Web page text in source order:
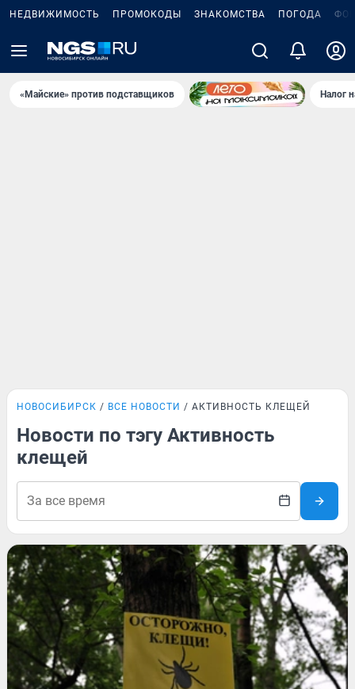
НЕДВИЖИМОСТЬ ПРОМОКОДЫ ЗНАКОМСТВА ПОГОДА
«Майские» против подставщиков Налог
НОВОСИБИРСК ВСЕ НОВОСТИ АКТИВНОСТЬ КЛЕЩЕЙ
Новости по тэгу Активность
клещей